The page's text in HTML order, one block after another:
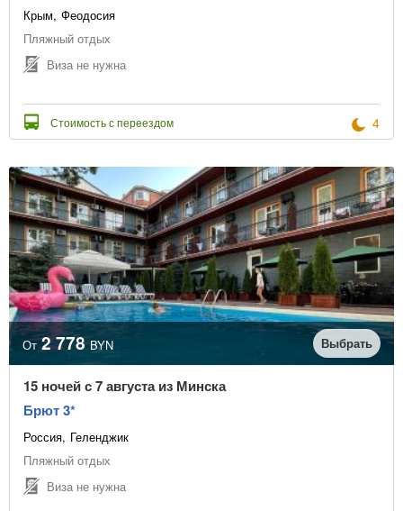
Крым Феодосия
Пляжный отдых
Виза не нужна
Стоимость с переездом 4
От 2 778 BYN Выбрать
15 ночей с 7 августа из Минска
Брют 3*
Россия Геленджик
Пляжный отдых
Виза не нужна